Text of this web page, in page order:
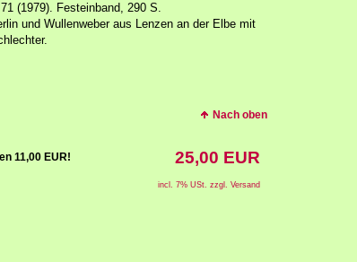
(1979). Festeinband, 290 S.
und Wullenweber aus Lenzen an der Elbe mit
Nach oben
11,00 EUR! 25,00 EUR
incl. 7% USt. zzgl. Versand